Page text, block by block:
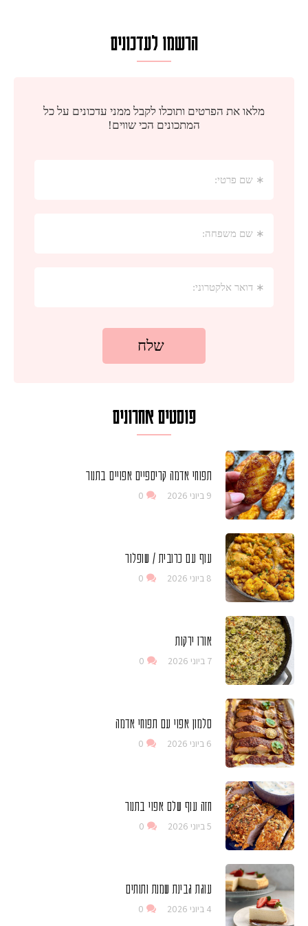
הרשמו לעדכונים
פוסטים אחרונים
תפוחי אדמה קריספיים אפויים בתנור
9 ביוני 2026 0
עוף עם כרובית / שופלור
8 ביוני 2026 0
אורז ירקות
7 ביוני 2026 0
סלמון אפוי עם תפוחי אדמה
6 ביוני 2026 0
חזה עוף שלם אפוי בתנור
5 ביוני 2026 0
עוגת גבינת שמנת ותותים
4 ביוני 2026 0